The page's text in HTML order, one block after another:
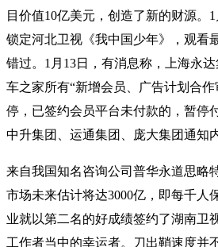
目价值10亿美元，创造了新的财源。1
锁定河北卫视《我中国少年》，观看
错过。1月13日，有消息称，上海永
车之家所有“新增会员、广告计划合
停，已签约会员平台未付款的，暂停
中升集团、运通集团、庞大集团通知
来自我国知名咨询公司普华永道思略
市场未来估计将达3000亿，即每千人
业就以第二名的好成绩签约了湖南卫
工作者当中的幸运者。刀出鞘速度并